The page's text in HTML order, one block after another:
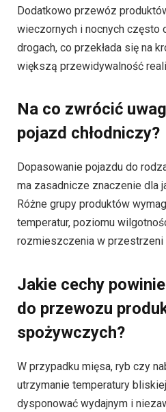
Dodatkowo przewóz
wieczornych i nocnych często
drogach, co przekłada się na
większą przewidywalność
Na co zwrócić
pojazd chłodniczy?
Dopasowanie pojazdu do
ma zasadnicze znaczenie dla
Różne grupy produktów
temperatur, poziomu
rozmieszczenia w przestrzeni
Jakie cechy
do przewozu
spożywczych?
W przypadku mięsa, ryb czy
utrzymanie temperatury
dysponować wydajnym i